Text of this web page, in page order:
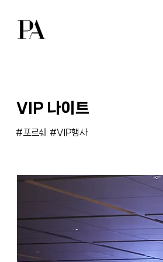
VIP 나이트
#포르쉐 #VIP행사